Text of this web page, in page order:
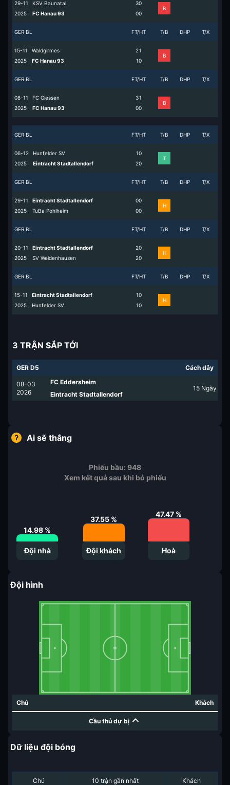
29-11
2025
KSV Baunatal
FC Hanau 93
3
0
0
0
B
GER BL FT/HT T/B DHP T/X
15-11
2025
Waldgirmes
FC Hanau 93
2
1
1
0
B
GER BL FT/HT T/B DHP T/X
08-11
2025
FC Giessen
FC Hanau 93
3
0
1
0
B
GER BL FT/HT T/B DHP T/X
06-12
2025
Hunfelder SV
Eintracht Stadtallendorf
1
2
0
0
T
GER BL FT/HT T/B DHP T/X
29-11
2025
Eintracht Stadtallendorf
TuBa Pohlheim
0
0
0
0
H
GER BL FT/HT T/B DHP T/X
20-11
2025
Eintracht Stadtallendorf
SV Weidenhausen
2
2
0
0
H
GER BL FT/HT T/B DHP T/X
15-11
2025
Eintracht Stadtallendorf
Hunfelder SV
1
1
0
0
H
3 TRẬN SẮP TỚI
GER D5 Cách đây
08-03
2026
FC Eddersheim
Eintracht Stadtallendorf
15 Ngày
Ai sẽ thắng
Phiếu bầu: 948
Xem kết quả sau khi bỏ phiếu
14.98 %
Đội nhà
37.55 %
Đội khách
47.47 %
Hoà
Đội hình
Chủ Khách
Cầu thủ dự bị
Dữ liệu đội bóng
Chủ 10 trận gần nhất Khách